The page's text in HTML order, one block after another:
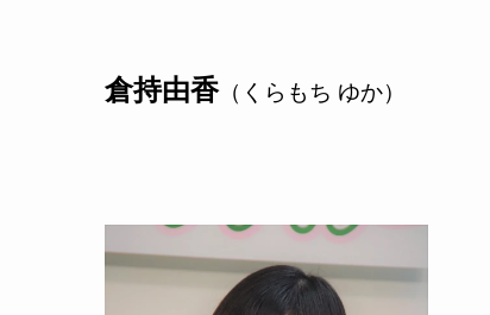
倉持由香（くらもち ゆか）